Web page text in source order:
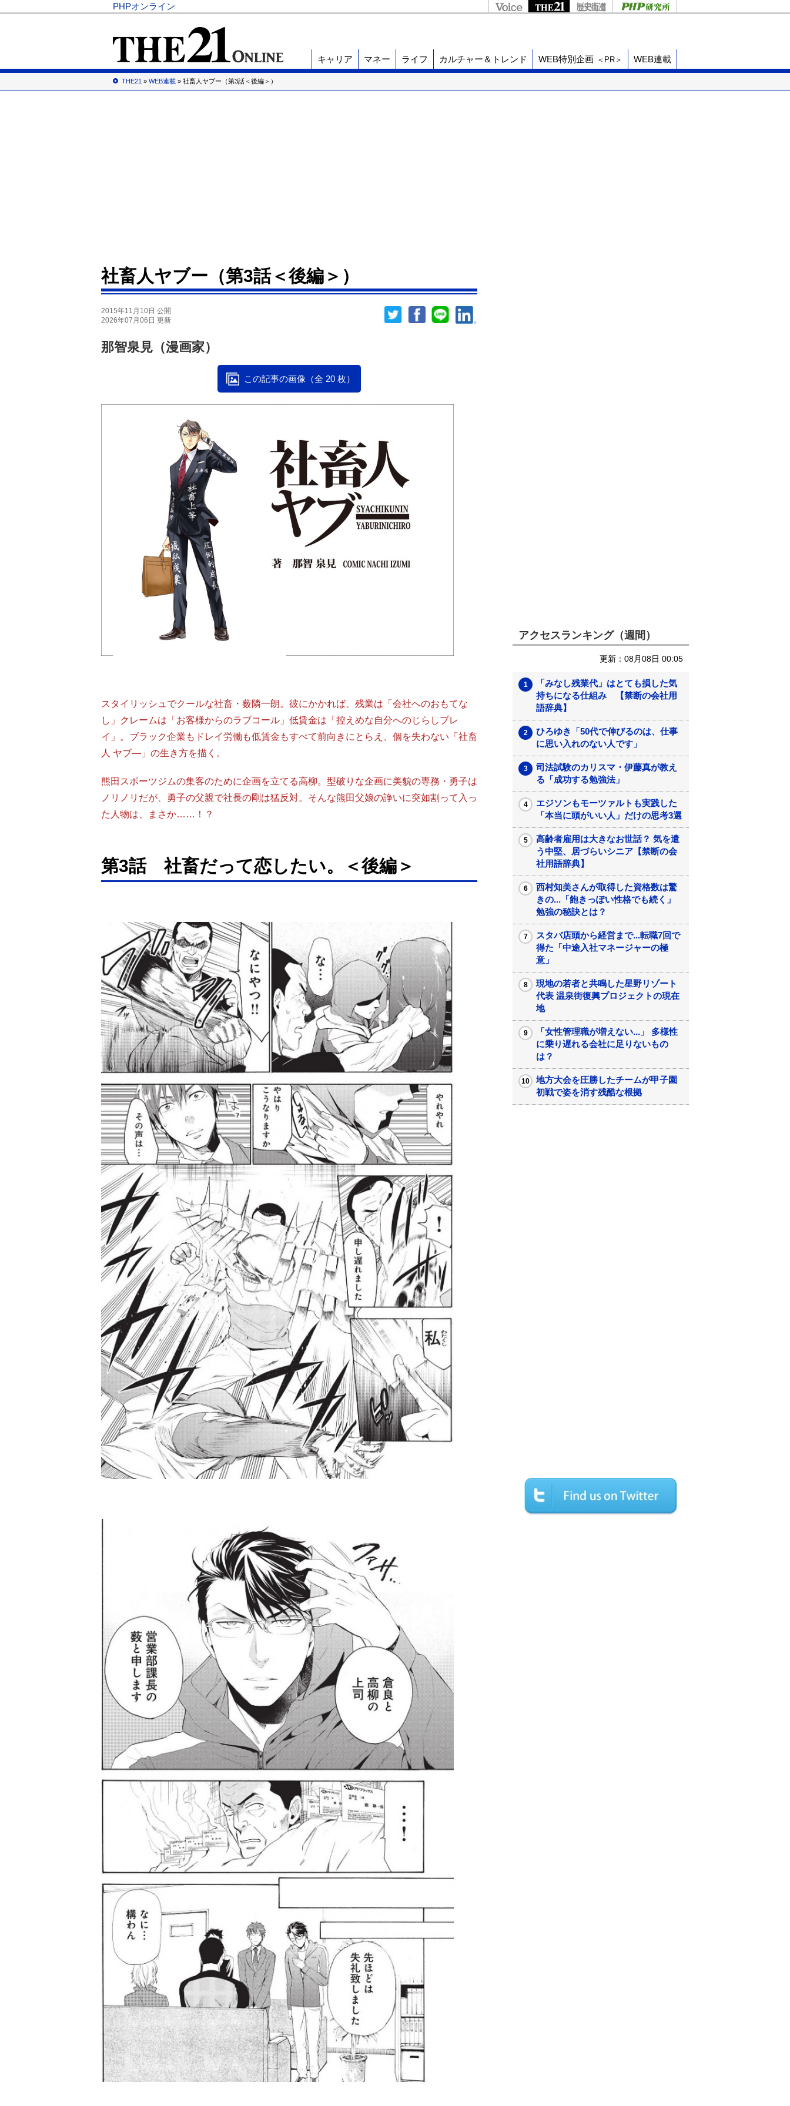
PHPオンライン
キャリア マネー ライフ カルチャー＆トレンド WEB特別企画 ＜PR＞ WEB連載
THE21 » WEB連載 » 社畜人ヤブー（第3話＜後編＞）
社畜人ヤブー（第3話＜後編＞）
2015年11月10日 公開
2026年07月06日 更新
那智泉見（漫画家）
この記事の画像（全 20 枚）
スタイリッシュでクールな社畜・薮隣一朗。彼にかかれば、残業は「会社へのおもてな
し」クレームは「お客様からのラブコール」低賃金は「控えめな自分へのじらしプレ
イ」。ブラック企業もドレイ労働も低賃金もすべて前向きにとらえ、個を失わない「社畜
人 ヤブ―」の生き方を描く。
熊田スポーツジムの集客のために企画を立てる高柳。型破りな企画に美貌の専務・勇子は
ノリノリだが、勇子の父親で社長の剛は猛反対。そんな熊田父娘の諍いに突如割って入っ
た人物は、まさか……！？
第3話 社畜だって恋したい。＜後編＞
アクセスランキング（週間）
更新：08月08日 00:05
「みなし残業代」はとても損した気
持ちになる仕組み 【禁断の会社用
語辞典】
ひろゆき「50代で伸びるのは、仕事
に思い入れのない人です」
司法試験のカリスマ・伊藤真が教え
る「成功する勉強法」
エジソンもモーツァルトも実践した
「本当に頭がいい人」だけの思考3選
高齢者雇用は大きなお世話？ 気を遣
う中堅、居づらいシニア【禁断の会
社用語辞典】
西村知美さんが取得した資格数は驚
きの...「飽きっぽい性格でも続く」
勉強の秘訣とは？
スタバ店頭から経営まで...転職7回で
得た「中途入社マネージャーの極
意」
現地の若者と共鳴した星野リゾート
代表 温泉街復興プロジェクトの現在
地
「女性管理職が増えない...」 多様性
に乗り遅れる会社に足りないもの
は？
地方大会を圧勝したチームが甲子園
初戦で姿を消す残酷な根拠